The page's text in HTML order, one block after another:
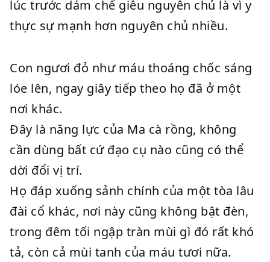
lúc trước dám chế giễu nguyên chủ là vì y
thực sự mạnh hơn nguyên chủ nhiều.
Con ngươi đỏ như máu thoáng chốc sáng
lóe lên, ngay giây tiếp theo họ đã ở một
nơi khác.
Đây là năng lực của Ma cà rồng, không
cần dùng bất cứ đạo cụ nào cũng có thể
dời đổi vị trí.
Họ đáp xuống sảnh chính của một tòa lâu
đài cổ khác, nơi này cũng không bật đèn,
trong đêm tối ngập tràn mùi gì đó rất khó
tả, còn cả mùi tanh của máu tươi nữa.